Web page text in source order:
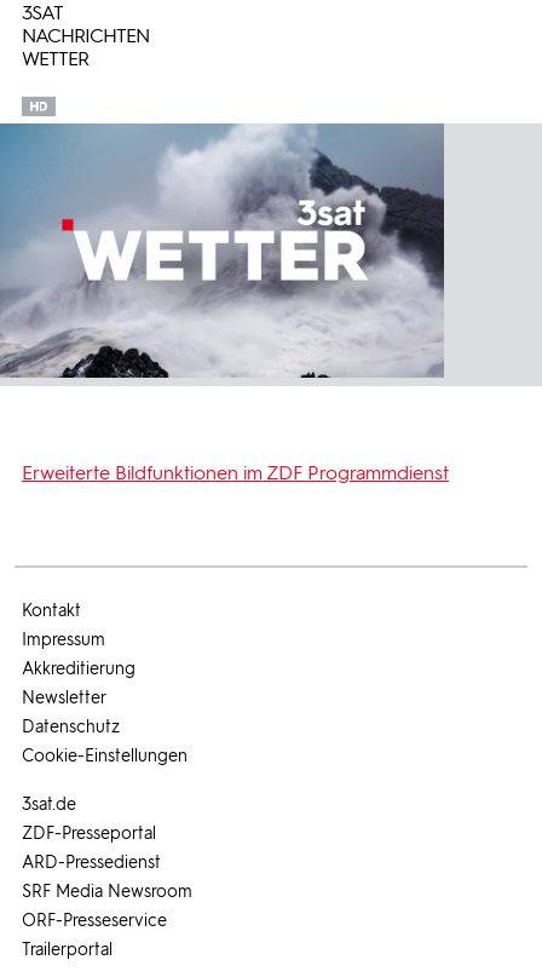
3SAT
NACHRICHTEN
WETTER
Erweiterte Bildfunktionen im ZDF Programmdienst
3sat.de
ZDF-Presseportal
ARD-Pressedienst
SRF Media Newsroom
ORF-Presseservice
Trailerportal
Kontakt
Impressum
Akkreditierung
Newsletter
Datenschutz
Cookie-Einstellungen